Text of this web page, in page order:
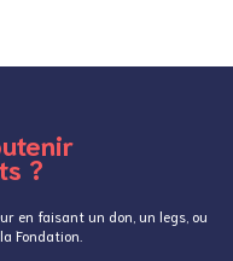
?
en faisant un don, un legs, ou
Fondation.